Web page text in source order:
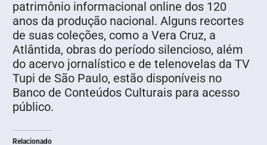
patrimônio informacional online dos 120
anos da produção nacional. Alguns recortes
de suas coleções, como a Vera Cruz, a
Atlântida, obras do período silencioso, além
do acervo jornalístico e de telenovelas da TV
Tupi de São Paulo, estão disponíveis no
Banco de Conteúdos Culturais para acesso
público.
Relacionado